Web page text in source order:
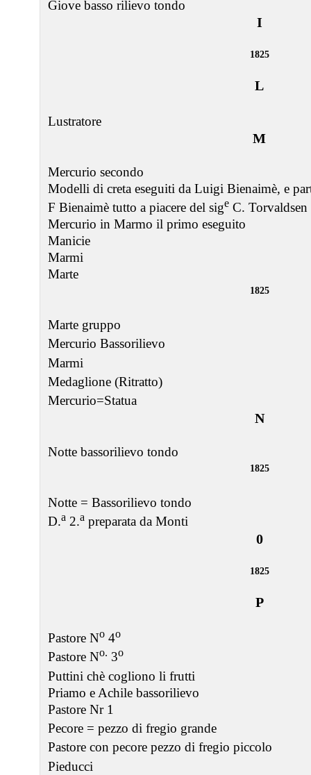
Giove basso rilievo tondo
I
1825
L
Lustratore
M
Mercurio secondo
Modelli di creta eseguiti da Luigi Bienaimè, e
F Bienaimè tutto a piacere del sige C. Torvaldsen
Mercurio in Marmo il primo eseguito
Manicie
Marmi
Marte
1825
Marte gruppo
Mercurio Bassorilievo
Marmi
Medaglione (Ritratto)
Mercurio=Statua
N
Notte bassorilievo tondo
1825
Notte = Bassorilievo tondo
D.a 2.a preparata da Monti
0
1825
P
Pastore No 4o
Pastore No. 3o
Puttini chè cogliono li frutti
Priamo e Achile bassorilievo
Pastore Nr 1
Pecore = pezzo di fregio grande
Pastore con pecore pezzo di fregio piccolo
Pieducci